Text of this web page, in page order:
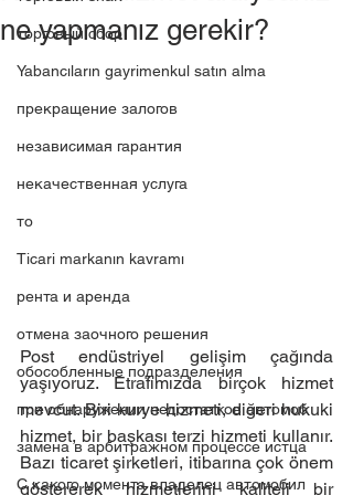
торговый сбор
Yabancıların gayrimenkul satın alma
прекращение залогов
независимая гарантия
некачественная услуга
то
Ticari markanın kavramı
рента и аренда
отмена заочного решения
обособленные подразделения
при обнаружении недостатков автомоб
замена в арбитражном процессе истца
C какого момента владелец автомобил
ne yapmanız gerekir?
Post endüstriyel gelişim çağında
yaşıyoruz. Etrafımızda birçok hizmet
mevcut. Biri kurye hizmeti, diğeri hukuki
hizmet, bir başkası terzi hizmeti kullanır.
Bazı ticaret şirketleri, itibarına çok önem
göstererek hizmetlerini kaliteli bir